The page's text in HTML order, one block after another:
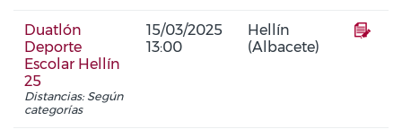
Duatlón
Deporte
Escolar Hellín
25
Distancias: Según
categorías
15/03/2025
13:00
Hellín
(Albacete)